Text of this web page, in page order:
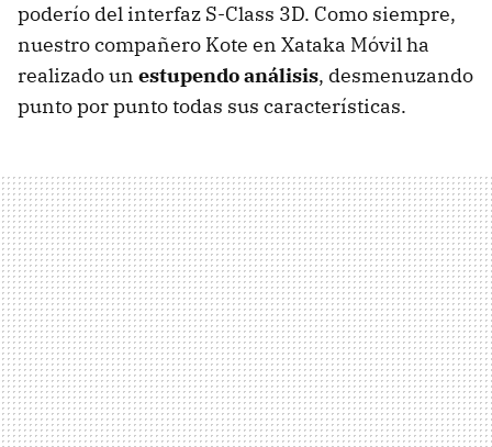
poderío del interfaz S-Class 3D. Como siempre,
nuestro compañero Kote en Xataka Móvil ha
realizado un estupendo análisis, desmenuzando
punto por punto todas sus características.